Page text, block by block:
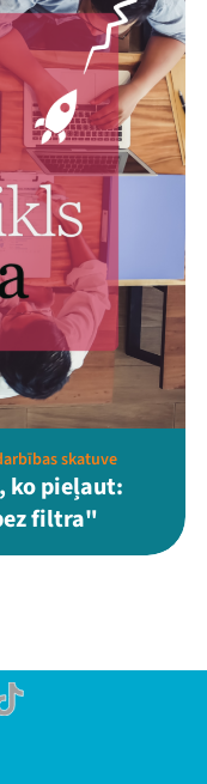
skatuve
ko pieļaut:
filtra"
TikTok